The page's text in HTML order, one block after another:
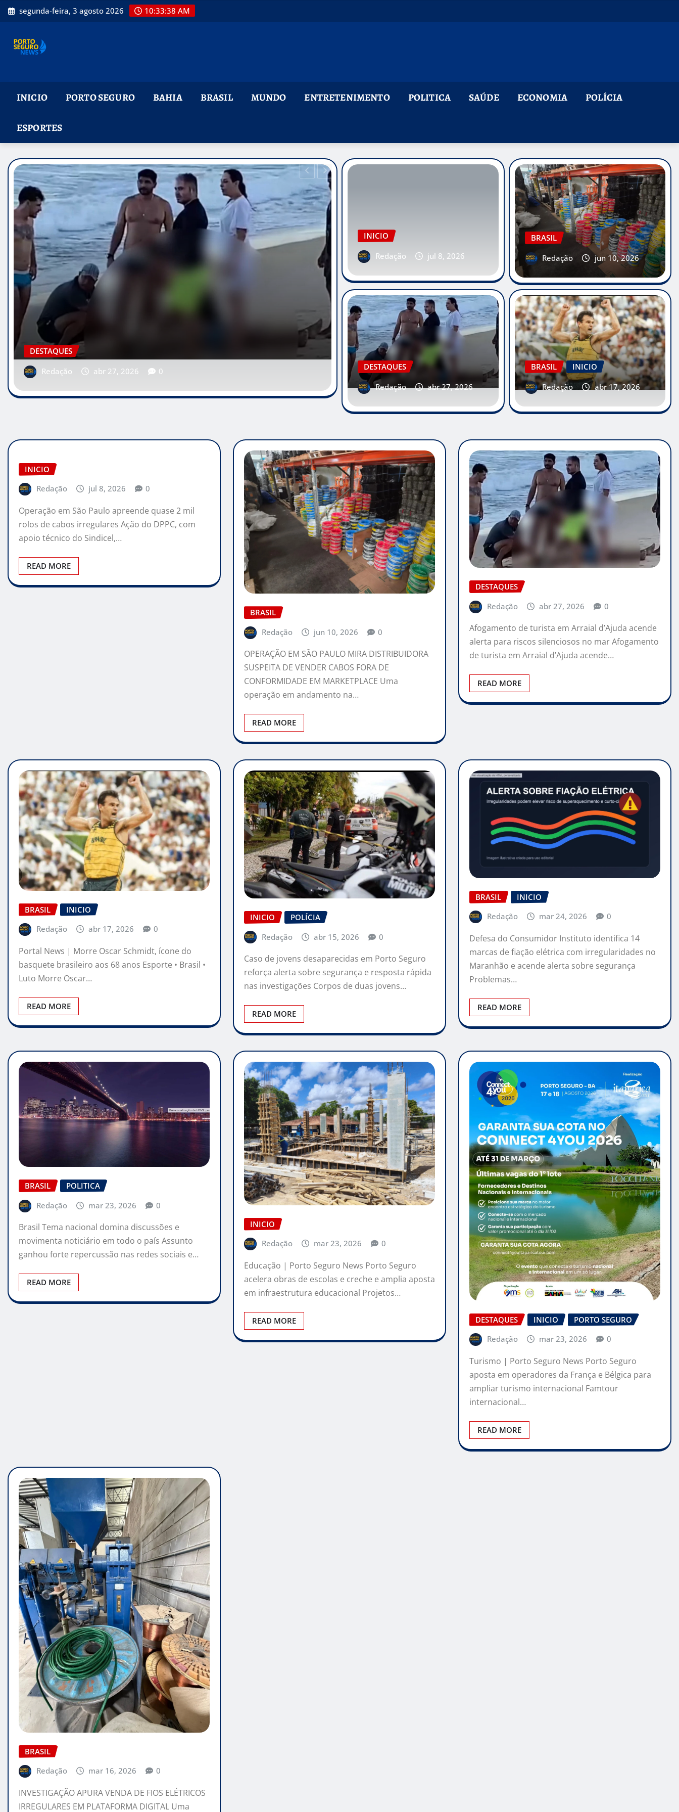
Skip
to
segunda-feira, 3 agosto 2026 10:33:39 AM
INICIO PORTO SEGURO BAHIA BRASIL MUNDO ENTRETENIMENTO POLITICA SAÚDE ECONOMIA POLÍCIA
ESPORTES
BRASIL
INICIO
Redação
abr 17, 2026 0
INICIO
POLÍCIA
Redação
abr 15, 2026 0
INICIO
Redação
jul 8, 2026
BRASIL
Redação
jun 10, 2026
DESTAQUES
Redação
abr 27, 2026
BRASIL
INICIO
Redação
abr 17, 2026
INICIO
Redação
jul 8, 2026 0
Operação em São Paulo apreende quase 2 mil
rolos de cabos irregulares Ação do DPPC, com
apoio técnico do Sindicel,…
READ MORE
BRASIL
Redação
jun 10, 2026 0
OPERAÇÃO EM SÃO PAULO MIRA DISTRIBUIDORA
SUSPEITA DE VENDER CABOS FORA DE
CONFORMIDADE EM MARKETPLACE Uma
operação em andamento na…
READ MORE
DESTAQUES
Redação
abr 27, 2026 0
Afogamento de turista em Arraial d’Ajuda acende
alerta para riscos silenciosos no mar Afogamento
de turista em Arraial d’Ajuda acende…
READ MORE
BRASIL
INICIO
Redação
abr 17, 2026 0
Portal News | Morre Oscar Schmidt, ícone do
basquete brasileiro aos 68 anos Esporte • Brasil •
Luto Morre Oscar…
READ MORE
INICIO
POLÍCIA
Redação
abr 15, 2026 0
Caso de jovens desaparecidas em Porto Seguro
reforça alerta sobre segurança e resposta rápida
nas investigações Corpos de duas jovens…
READ MORE
BRASIL
INICIO
Redação
mar 24, 2026 0
Defesa do Consumidor Instituto identifica 14
marcas de fiação elétrica com irregularidades no
Maranhão e acende alerta sobre segurança
Problemas…
READ MORE
BRASIL
POLITICA
Redação
mar 23, 2026 0
Brasil Tema nacional domina discussões e
movimenta noticiário em todo o país Assunto
ganhou forte repercussão nas redes sociais e…
READ MORE
INICIO
Redação
mar 23, 2026 0
Educação | Porto Seguro News Porto Seguro
acelera obras de escolas e creche e amplia aposta
em infraestrutura educacional Projetos…
READ MORE DESTAQUES INICIO
PORTO SEGURO
Redação
mar 23, 2026 0
Turismo | Porto Seguro News Porto Seguro
aposta em operadores da França e Bélgica para
ampliar turismo internacional Famtour
internacional…
READ MORE
BRASIL
Redação
mar 16, 2026 0
INVESTIGAÇÃO APURA VENDA DE FIOS ELÉTRICOS
IRREGULARES EM PLATAFORMA DIGITAL Uma